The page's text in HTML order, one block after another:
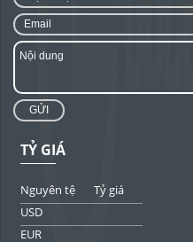
GỬI
TỶ GIÁ
Nguyên tệ
Tỷ giá
USD
EUR